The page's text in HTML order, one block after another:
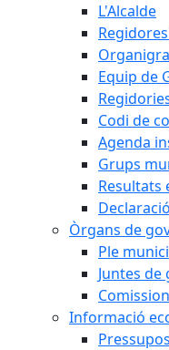
L'Alcalde
Equip de
Codi de
Agenda
Grups
Resultats
Òrgans de
Ple
Juntes de
Informació